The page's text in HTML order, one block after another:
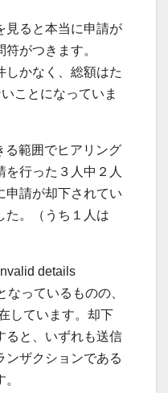
見ると本当に申請が
がつきます。
しかなく、総額はた
ことになっていま
る範囲でヒアリング
を行った３人中２人
申請が却下されてい
た。（うち１人は
details
なっているものの、
しています。却下
ると、いずれも送信
ンザクションである